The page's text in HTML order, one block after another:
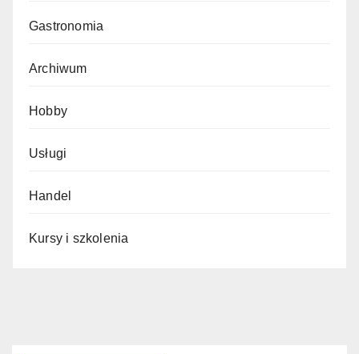
Gastronomia
Archiwum
Hobby
Usługi
Handel
Kursy i szkolenia